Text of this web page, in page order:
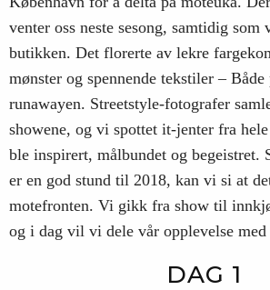
venter oss neste sesong, samtidig
butikken. Det florerte av lekre
mønster og spennende tekstiler – Både
runawayen. Streetstyle-fotografer
showene, og vi spottet it-jenter fra
ble inspirert, målbundet og begeistret.
er en god stund til 2018, kan vi si at
motefronten. Vi gikk fra show til
og i dag vil vi dele vår opplevelse med
DAG 1